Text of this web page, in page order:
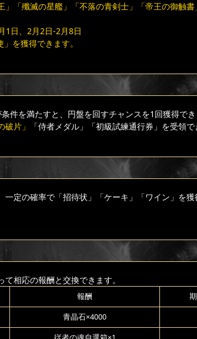
」「殲滅の星艦」「不落の青剣士」「帝王の御触書
1日、2月2日-2月8日
を獲得できます。
件を満たすと、円盤を回すチャンスを1回獲得で
破片」 「侍者メダル」「初級試練通行券」を受領
一定の確率で「招待状」「ケーキ」「ワイン」を
相応の報酬と交換できます。
報酬
青晶石×4000